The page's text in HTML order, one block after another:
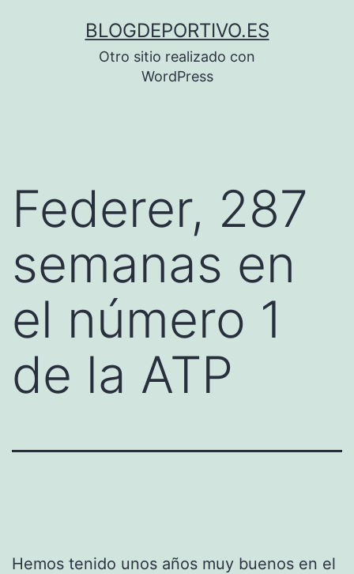
BLOGDEPORTIVO.ES
Otro sitio realizado con
WordPress
Federer, 287
semanas en
el número 1
de la ATP
Hemos tenido unos años muy buenos en el